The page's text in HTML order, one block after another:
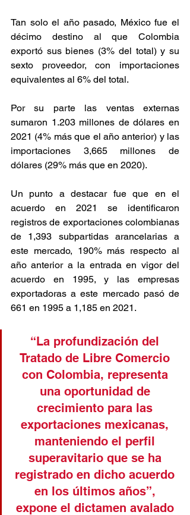
Tan solo el año pasado, México fue el
décimo destino al que Colombia
exportó sus bienes (3% del total) y su
sexto proveedor, con importaciones
equivalentes al 6% del total.
Por su parte las ventas externas
sumaron 1.203 millones de dólares en
2021 (4% más que el año anterior) y las
importaciones 3,665 millones de
dólares (29% más que en 2020).
Un punto a destacar fue que en el
acuerdo en 2021 se identificaron
registros de exportaciones colombianas
de 1,393 subpartidas arancelarias a
este mercado, 190% más respecto al
año anterior a la entrada en vigor del
acuerdo en 1995, y las empresas
exportadoras a este mercado pasó de
661 en 1995 a 1,185 en 2021.
“La profundización del
Tratado de Libre Comercio
con Colombia, representa
una oportunidad de
crecimiento para las
exportaciones mexicanas,
manteniendo el perfil
superavitario que se ha
registrado en dicho acuerdo
en los últimos años”,
expone el dictamen avalado